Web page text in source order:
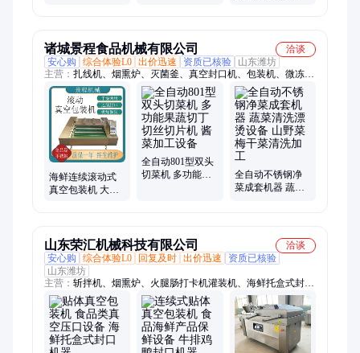
诸城景程食品机械有限公司
洽谈
安心购
综合体验L0 出价迅速 资质已核验
山东潍坊
主营： 扎线机、烟熏炉、灭菌釜、真空封口机、包装机、微冻
肉、调理品、滚揉机、灭菌锅、杀菌设备、多功能斩、变频调
节、扭结灌肠机、盐水注射机、去皮清洗机、液压灌肠机、气泡
清洗机、毛辊清洗机
海鲜连续滚动式
真空包装机 大型
全自动801型双头
切菜机 多功能果
全自动不锈钢净
菜成套机器 蔬菜
山东荣汇机械科技有限公司
洽谈
安心购
综合体验L0 回复及时 出价迅速
资质已核验
山东潍坊
主营： 斩拌机、烟熏炉、火腿肠打卡机灌装机、海鲜托盒式封口
机器、行星炒锅、夹层锅、巴士杀菌流水线、鼓泡清洗机、反转
风干机、肉丸成型机、真空拌馅机、冻肉绞肉机、灌肠机、冻肉
切块机、真空吸肺机、重量分选机、玉米长度分选机